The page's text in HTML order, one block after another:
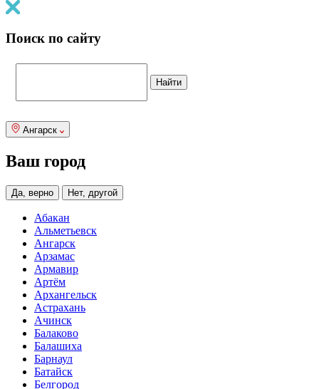
Поиск по сайту
Ангарск
Ваш город
Да, верно Нет, другой
Абакан
Альметьевск
Ангарск
Арзамас
Армавир
Артём
Архангельск
Астрахань
Ачинск
Балаково
Балашиха
Барнаул
Батайск
Белгород